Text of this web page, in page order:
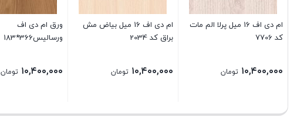
ام دی اف 16 میل پرلا الم مات
کد 7706
۱۰,۴۰۰,۰۰۰ تومان
ام دی اف 16 میل بیاض مش
براق کد 2034
۱۰,۴۰۰,۰۰۰ تومان
ورق ام دی اف
ورسالیس366*183
۱۰,۴۰۰,۰۰۰ تومان